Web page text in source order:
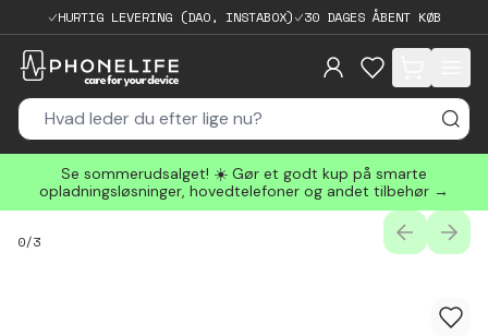
HURTIG LEVERING (DAO, INSTABOX) 30 DAGES ÅBENT KØB
items in cart,
Se sommerudsalget! ☀️ Gør et godt kup på smarte
opladningsløsninger, hovedtelefoner og andet tilbehør →
0/3